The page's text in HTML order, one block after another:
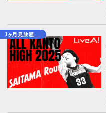
1ヶ月見放題